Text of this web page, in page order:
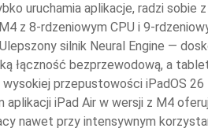
uruchamia aplikacje, radzi
z 8-rdzeniowym CPU i 9-
silnik Neural Engine —
łączność bezprzewodową, a
przepustowości iPadOS
iPad Air w wersji z M4
nawet przy intensywnym